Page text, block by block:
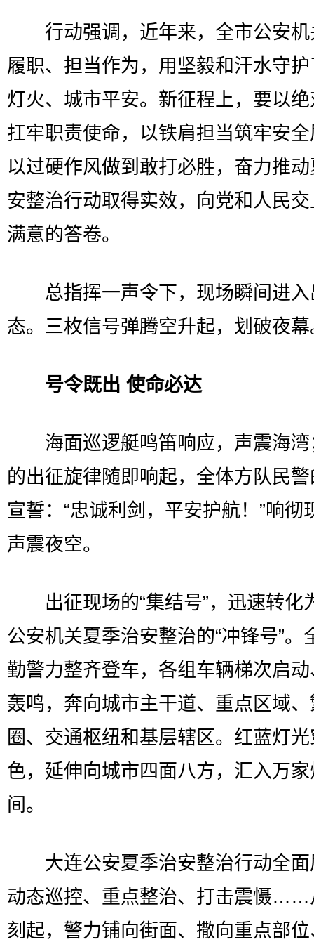
行动强调，近年来，全市公安机
履职、担当作为，用坚毅和汗水守
灯火、城市平安。新征程上，要以
扛牢职责使命，以铁肩担当筑牢安
以过硬作风做到敢打必胜，奋力推
安整治行动取得实效，向党和人民
满意的答卷。
总指挥一声令下，现场瞬间进入
态。三枚信号弹腾空升起，划破夜幕
号令既出 使命必达
海面巡逻艇鸣笛响应，声震海湾
的出征旋律随即响起，全体方队民
宣誓：“忠诚利剑，平安护航！”响彻
声震夜空。
出征现场的“集结号”，迅速转化
公安机关夏季治安整治的“冲锋号”。
勤警力整齐登车，各组车辆梯次启
轰鸣，奔向城市主干道、重点区域
圈、交通枢纽和基层辖区。红蓝灯
色，延伸向城市四面八方，汇入万
间。
大连公安夏季治安整治行动全面
动态巡控、重点整治、打击震慑……
刻起，警力铺向街面、撒向重点部